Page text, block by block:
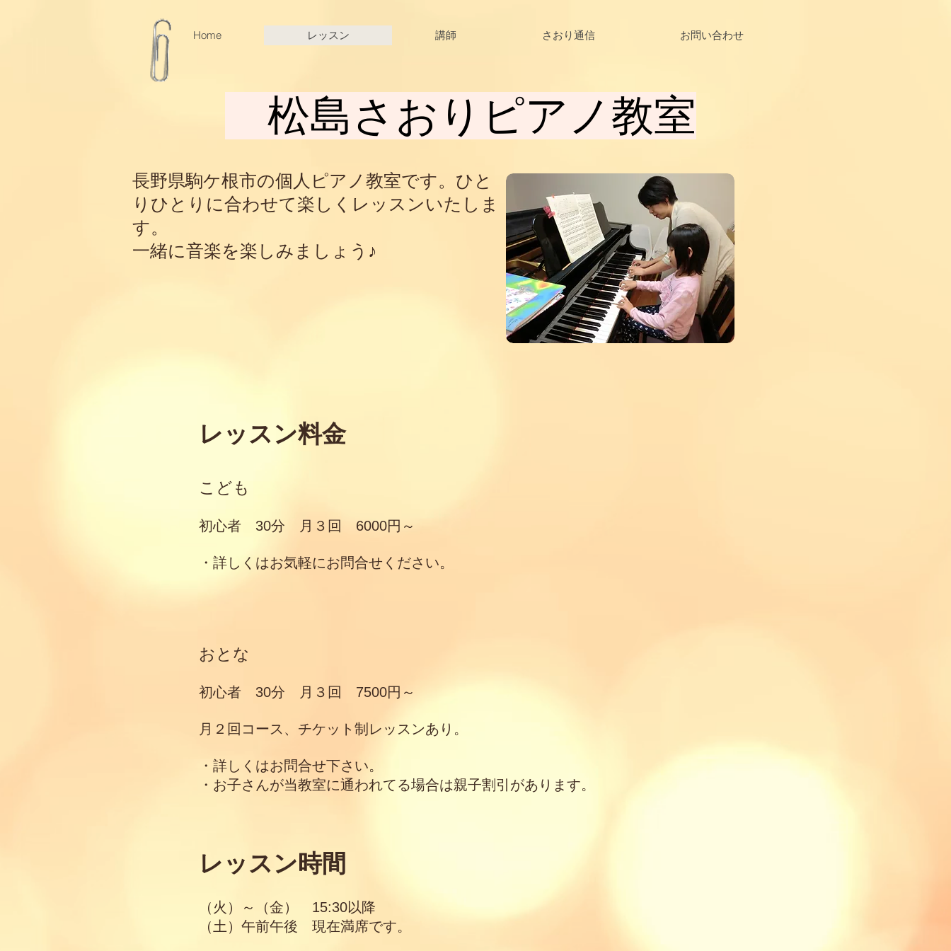
Home レッスン 講師 さおり通信 お問い合わせ
松島さおりピアノ教室
長野県駒ケ根市の個人ピアノ教室です。ひと
りひとりに合わせて楽しくレッスンいたしま
す。
一緒に音楽を楽しみましょう♪
レッスン料金
こども
初心者 30分 月３回 6000円～
​・詳しくはお気軽にお問合せください。
おとな
初心者 30分 月３回 7500円～
月２回コース、チケット制レッスンあり。
・詳しくはお問合せ下さい。
・お子さんが当教室に通われてる場合は親子割引があります。
レッスン時間
（火）～（金） 15:30以降
​（土）午前午後 現在満席です。